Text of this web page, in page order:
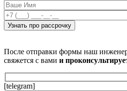
После отправки формы наш
свяжется с вами и
[telegram]